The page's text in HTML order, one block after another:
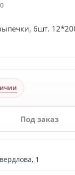
6шт.
Под заказ
1